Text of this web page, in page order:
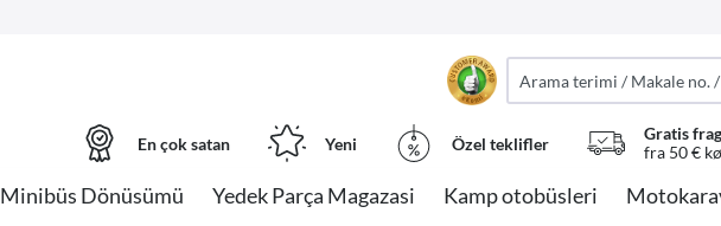
En çok satan Yeni Özel teklifler
Gratis
fra 50 €
Minibüs Dönüsümü Yedek Parça Magazasi Kamp otobüsleri